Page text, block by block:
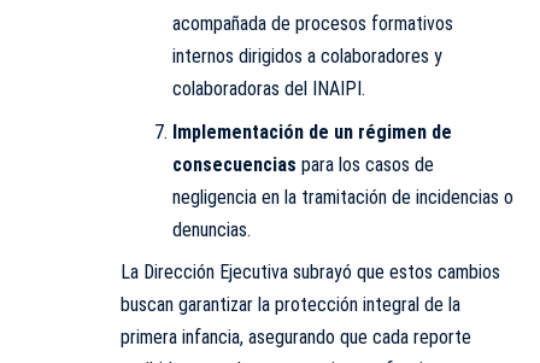
acompañada de procesos formativos
internos dirigidos a colaboradores y
colaboradoras del INAIPI.
Implementación de un régimen de
consecuencias para los casos de
negligencia en la tramitación de incidencias o
denuncias.
La Dirección Ejecutiva subrayó que estos cambios
buscan garantizar la protección integral de la
primera infancia, asegurando que cada reporte